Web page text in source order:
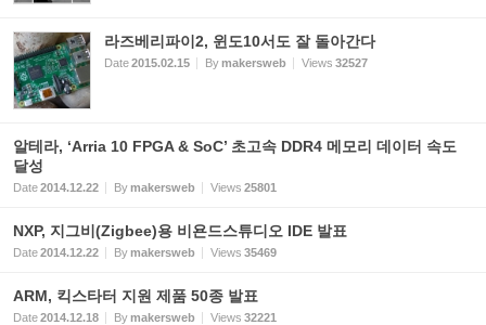
라즈베리파이2, 윈도10서도 잘 돌아간다
Date2015.02.15 Bymakersweb Views 32527
알테라, ‘Arria 10 FPGA & SoC’ 초고속 DDR4 메모리 데이터 속도
달성
Date2014.12.22 Bymakersweb Views 25801
NXP, 지그비(Zigbee)용 비욘드스튜디오 IDE 발표
Date2014.12.22 Bymakersweb Views 35469
ARM, 킥스타터 지원 제품 50종 발표
Date2014.12.18 Bymakersweb Views 32221